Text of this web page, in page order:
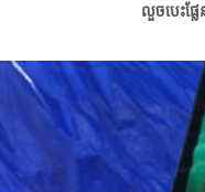
លួចបេះផ្